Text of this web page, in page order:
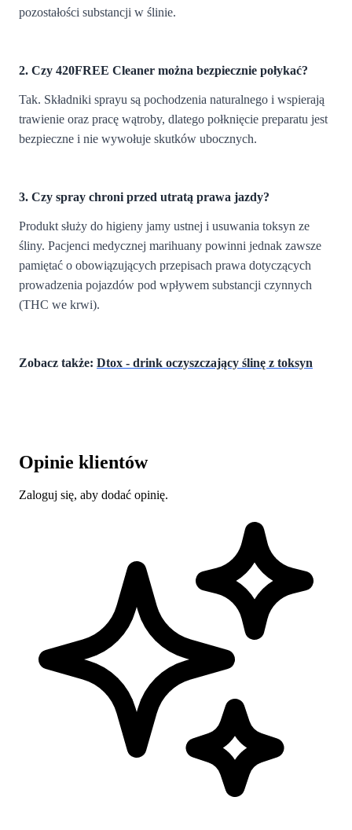
pozostałości substancji w ślinie.
2. Czy 420FREE Cleaner można bezpiecznie połykać?
Tak. Składniki sprayu są pochodzenia naturalnego i wspierają
trawienie oraz pracę wątroby, dlatego połknięcie preparatu jest
bezpieczne i nie wywołuje skutków ubocznych.
3. Czy spray chroni przed utratą prawa jazdy?
Produkt służy do higieny jamy ustnej i usuwania toksyn ze
śliny. Pacjenci medycznej marihuany powinni jednak zawsze
pamiętać o obowiązujących przepisach prawa dotyczących
prowadzenia pojazdów pod wpływem substancji czynnych
(THC we krwi).
Zobacz także: Dtox - drink oczyszczający ślinę z toksyn
Opinie klientów
Zaloguj się, aby dodać opinię.